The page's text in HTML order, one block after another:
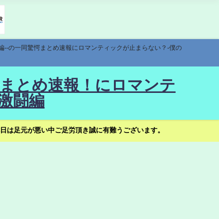
の一同驚愕まとめ速報にロマンティックが止まらない？-僕の
とめ速報！にロマンテ
闘編
足元が悪い中ご足労頂き誠に有難うございます。